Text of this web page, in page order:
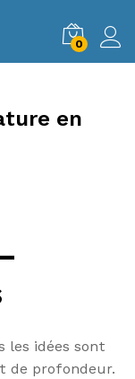
0
en
les idées sont
de profondeur.